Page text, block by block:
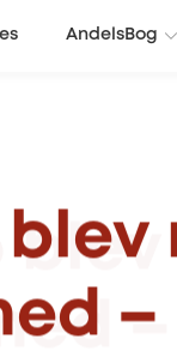
AndelsBog
blev
–